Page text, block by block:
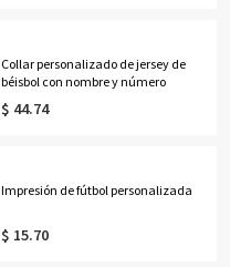
Collar personalizado de jersey de
béisbol con nombre y número
$ 44.74
Impresión de fútbol personalizada
$ 15.70